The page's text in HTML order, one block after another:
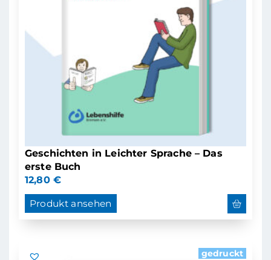
Geschichten in Leichter Sprache – Das
erste Buch
12,80 €
Produkt ansehen
gedruckt